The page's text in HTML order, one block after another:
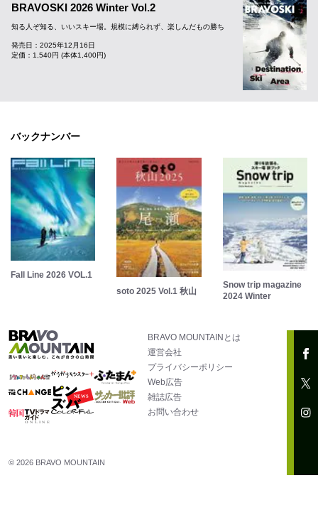
BRAVOSKI 2026 Winter Vol.2
知る人ぞ知る、いいスキー場。規模に縛られず、楽しんだもの勝ち
発売日：2025年12月16日
定価：1,540円 (本体1,400円)
バックナンバー
Fall Line 2026 VOL.1
soto 2025 Vol.1 秋山
Snow trip magazine
2024 Winter
BRAVO MOUNTAINとは
運営会社
プライバシーポリシー
Web広告
雑誌広告
お問い合わせ
© 2026 BRAVO MOUNTAIN